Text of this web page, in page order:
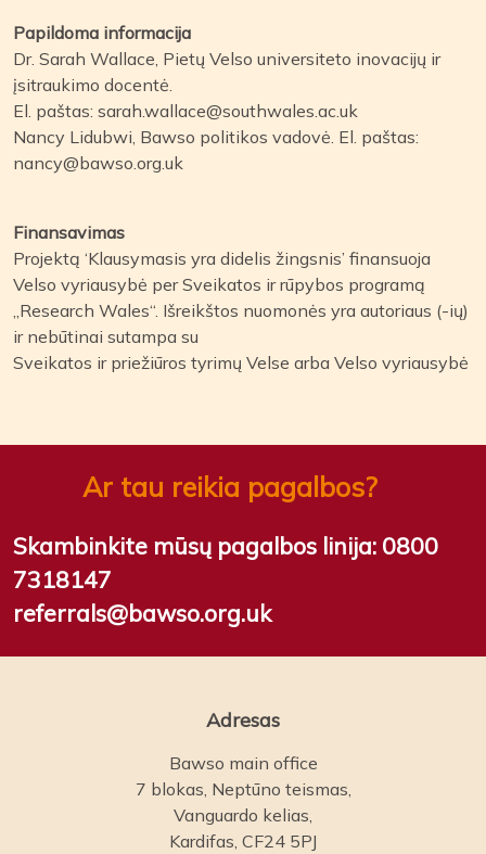
Papildoma informacija
Dr. Sarah Wallace, Pietų Velso universiteto inovacijų ir
įsitraukimo docentė.
El. paštas: sarah.wallace@southwales.ac.uk
Nancy Lidubwi, Bawso politikos vadovė. El. paštas:
nancy@bawso.org.uk
Finansavimas
Projektą ‘Klausymasis yra didelis žingsnis’ finansuoja
Velso vyriausybė per Sveikatos ir rūpybos programą
„Research Wales“. Išreikštos nuomonės yra autoriaus (-ių)
ir nebūtinai sutampa su
Sveikatos ir priežiūros tyrimų Velse arba Velso vyriausybė
Ar tau reikia pagalbos?
Skambinkite mūsų pagalbos linija: 0800
7318147
referrals@bawso.org.uk
Adresas
Bawso main office
7 blokas, Neptūno teismas,
Vanguardo kelias,
Kardifas, CF24 5PJ